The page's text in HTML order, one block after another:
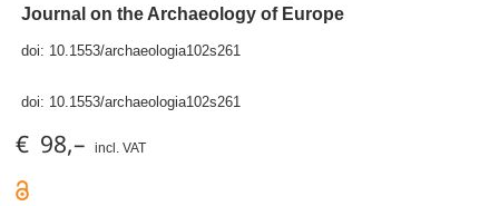
Journal on the Archaeology of Europe
doi: 10.1553/archaeologia102s261
doi: 10.1553/archaeologia102s261
€ 98,– incl. VAT